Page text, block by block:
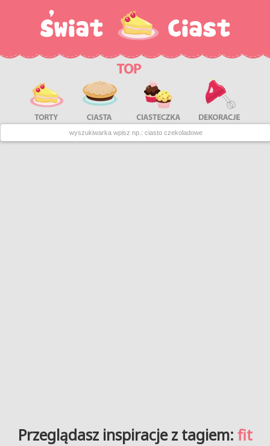
Przeglądasz inspiracje z tagiem: fit